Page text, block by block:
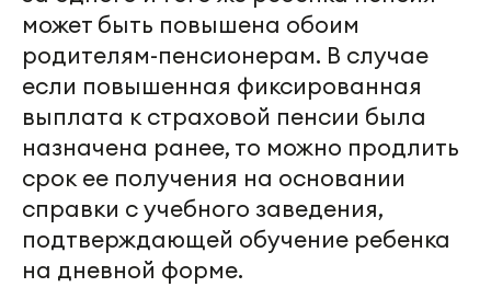
может быть повышена обоим
родителям-пенсионерам. В случае
если повышенная фиксированная
выплата к страховой пенсии была
назначена ранее, то можно продлить
срок ее получения на основании
справки с учебного заведения,
подтверждающей обучение ребенка
на дневной форме.